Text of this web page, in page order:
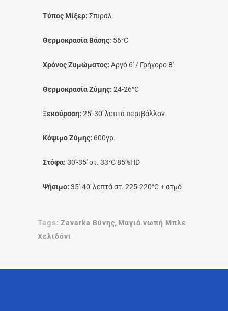
Τύπος Μίξερ: Σπιράλ
Θερμοκρασία Βάσης: 56°C
Χρόνος Ζυμώματος: Αργό 6′ / Γρήγορο 8′
Θερμοκρασία Ζύμης: 24-26°C
Ξεκούραση: 25′-30′ λεπτά περιβάλλον
Κόψιμο Ζύμης: 600γρ.
Στόφα: 30′-35′ στ. 33°C 85%HD
Ψήσιμο: 35′-40′ λεπτά στ. 225-220°C + ατμό
Tags: Zavarka Βύνης, Μαγιά νωπή Μπλε
Χελιδόνι